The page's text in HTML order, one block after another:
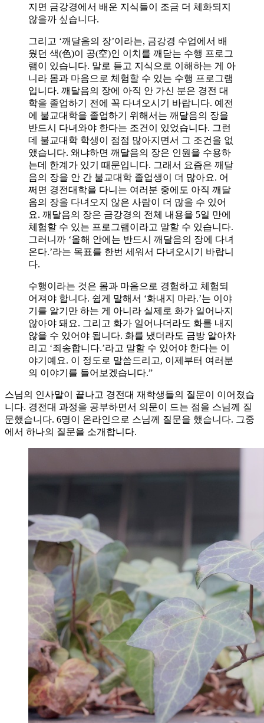
지면 금강경에서 배운 지식들이 조금 더 체화되지
않을까 싶습니다.
그리고 ‘깨달음의 장’이라는, 금강경 수업에서 배
웠던 색(色)이 공(空)인 이치를 깨닫는 수행 프로그
램이 있습니다. 말로 듣고 지식으로 이해하는 게 아
니라 몸과 마음으로 체험할 수 있는 수행 프로그램
입니다. 깨달음의 장에 아직 안 가신 분은 경전 대
학을 졸업하기 전에 꼭 다녀오시기 바랍니다. 예전
에 불교대학을 졸업하기 위해서는 깨달음의 장을
반드시 다녀와야 한다는 조건이 있었습니다. 그런
데 불교대학 학생이 점점 많아지면서 그 조건을 없
앴습니다. 왜냐하면 깨달음의 장은 인원을 수용하
는데 한계가 있기 때문입니다. 그래서 요즘은 깨달
음의 장을 안 간 불교대학 졸업생이 더 많아요. 어
쩌면 경전대학을 다니는 여러분 중에도 아직 깨달
음의 장을 다녀오지 않은 사람이 더 많을 수 있어
요. 깨달음의 장은 금강경의 전체 내용을 5일 만에
체험할 수 있는 프로그램이라고 말할 수 있습니다.
그러니까 ‘올해 안에는 반드시 깨달음의 장에 다녀
온다.’라는 목표를 한번 세워서 다녀오시기 바랍니
다.
수행이라는 것은 몸과 마음으로 경험하고 체험되
어져야 합니다. 쉽게 말해서 ‘화내지 마라.’는 이야
기를 알기만 하는 게 아니라 실제로 화가 일어나지
않아야 돼요. 그리고 화가 일어나더라도 화를 내지
않을 수 있어야 됩니다. 화를 냈더라도 금방 알아차
리고 ‘죄송합니다.’라고 말할 수 있어야 한다는 이
야기예요. 이 정도로 말씀드리고, 이제부터 여러분
의 이야기를 들어보겠습니다.”
스님의 인사말이 끝나고 경전대 재학생들의 질문이 이어졌습
니다. 경전대 과정을 공부하면서 의문이 드는 점을 스님께 질
문했습니다. 6명이 온라인으로 스님께 질문을 했습니다. 그중
에서 하나의 질문을 소개합니다.